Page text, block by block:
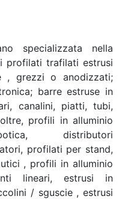
specializzata nella
profilati trafilati estrusi
, grezzi o anodizzati;
barre estruse in
canalini, piatti, tubi,
profili in alluminio
distributori
profilati per stand,
, profili in alluminio
lineari, estrusi in
/ sguscie , estrusi